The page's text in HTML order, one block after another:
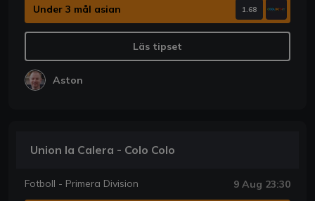
Under 3 mål asian 1.68
Läs tipset
Aston
Union la Calera - Colo Colo
Fotboll - Primera Division 9 Aug 23:30